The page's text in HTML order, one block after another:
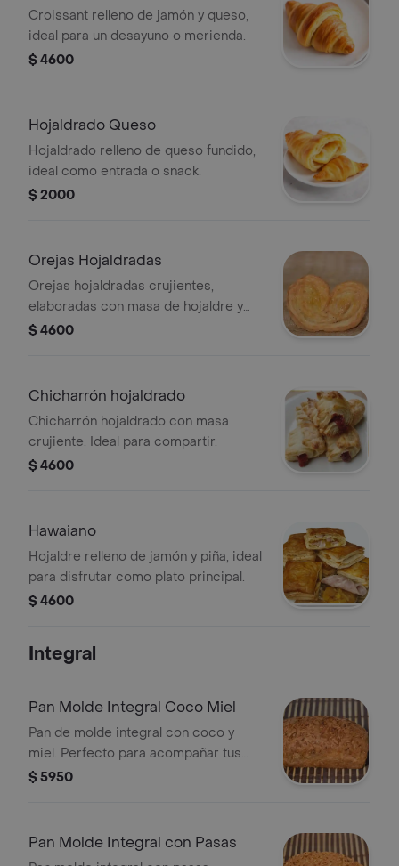
Croissant relleno de jamón y queso,
ideal para un desayuno o merienda.
$ 4600
Hojaldrado Queso
Hojaldrado relleno de queso fundido,
ideal como entrada o snack.
$ 2000
Orejas Hojaldradas
Orejas hojaldradas crujientes,
elaboradas con masa de hojaldre y
azúcar.
$ 4600
Chicharrón hojaldrado
Chicharrón hojaldrado con masa
crujiente. Ideal para compartir.
$ 4600
Hawaiano
Hojaldre relleno de jamón y piña, ideal
para disfrutar como plato principal.
$ 4600
Integral
Pan Molde Integral Coco Miel
Pan de molde integral con coco y
miel. Perfecto para acompañar tus
comidas con un toque dulce y
$ 5950
Pan Molde Integral con Pasas